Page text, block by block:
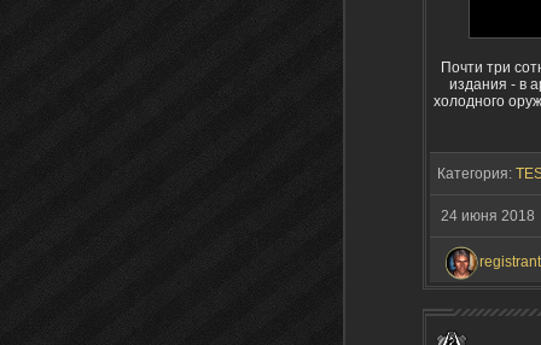
Почти три
издания - в
холодного
Категория:
24 июня 2018
registrant